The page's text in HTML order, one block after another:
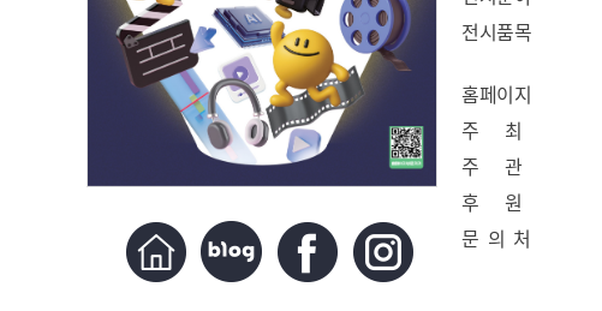
전시품목
홈페이지
주 최
주 관
후 원
문 의 처